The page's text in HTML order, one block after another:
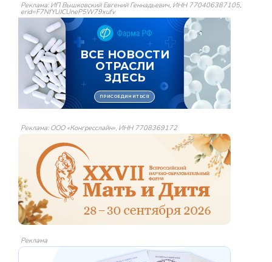
Реклама: ИП Вышковский Евгений Геннадьевич, ИНН 770406387105,
erid=F7NfYUJCUneP5W79xufv
Реклама: ООО «Конгресслайн», ИНН 7708369172
Реклама